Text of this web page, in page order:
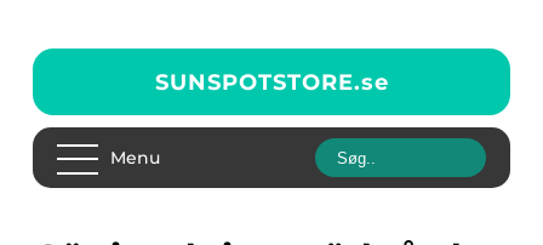
SUNSPOTSTORE.se
Menu